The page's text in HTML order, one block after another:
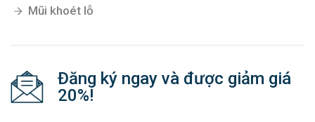
Mũi khoét lỗ
Đăng ký ngay và được giảm giá
20%!